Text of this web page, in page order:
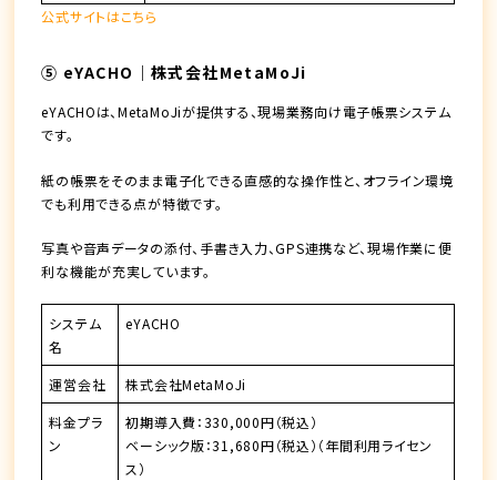
公式サイトはこちら
⑤ eYACHO｜株式会社MetaMoJi
eYACHOは、MetaMoJiが提供する、現場業務向け電子帳票システム
です。
紙の帳票をそのまま電子化できる直感的な操作性と、オフライン環境
でも利用できる点が特徴です。
写真や音声データの添付、手書き入力、GPS連携など、現場作業に便
利な機能が充実しています。
システム
名
eYACHO
運営会社
株式会社MetaMoJi
料金プラ
ン
初期導入費：330,000円（税込）
ベーシック版：31,680円（税込）（年間利用ライセン
ス）